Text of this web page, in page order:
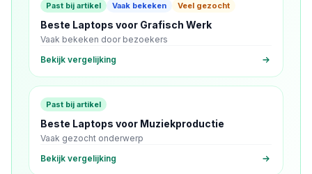
Past bij artikel Vaak bekeken Veel gezocht
Beste Laptops voor Grafisch Werk
Vaak bekeken door bezoekers
Bekijk vergelijking
Past bij artikel
Beste Laptops voor Muziekproductie
Vaak gezocht onderwerp
Bekijk vergelijking